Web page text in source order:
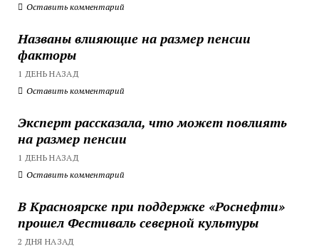
Оставить комментарий
Названы влияющие на размер пенсии
факторы
1 ДЕНЬ НАЗАД
Оставить комментарий
Эксперт рассказала, что может повлиять
на размер пенсии
1 ДЕНЬ НАЗАД
Оставить комментарий
В Красноярске при поддержке «Роснефти»
прошел Фестиваль северной культуры
2 ДНЯ НАЗАД